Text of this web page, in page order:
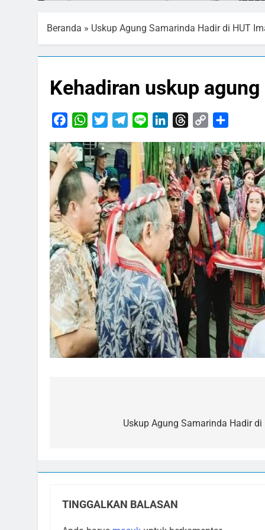
Beranda » Uskup Agung Samarinda Hadir di HUT
Kehadiran uskup
FacebookWhatsApp
TwitterTelegram
Line LinkedInThreads
Copy
Uskup Agung Samarinda Hadir
TINGGALKAN BALASAN